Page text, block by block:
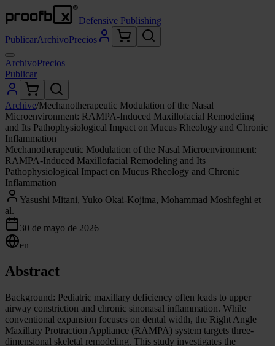
Defensive Publishing
PublicarArchivoPrecios
ArchivoPrecios
Publicar
Archive/Mechanotherapeutic Modulation of the Nasal
Microenvironment: RAMPA-Induced Maxillofacial Remodeling
and Its Pathophysiological Impact on Mucus Rheology and Chronic
Inflammation
Mechanotherapeutic Modulation of the Nasal Microenvironment:
RAMPA-Induced Maxillofacial Remodeling and Its
Pathophysiological Impact on Mucus Rheology and Chronic
Inflammation
Yasushi Mitani, Yuko Okai-Kojima, Mohammad Moshfeghi et
al.
30 de mayo de 2026
en
Abstract
Background: Pediatric maxillary deficiency often leads to upper
airway constriction and chronic sinonasal inflammation. While
conventional expansion focuses on dental width, the Right Angle
Maxillary Protraction Appliance (RAMPA) system targets three-
dimensional skeletal remodeling. This study investigates the